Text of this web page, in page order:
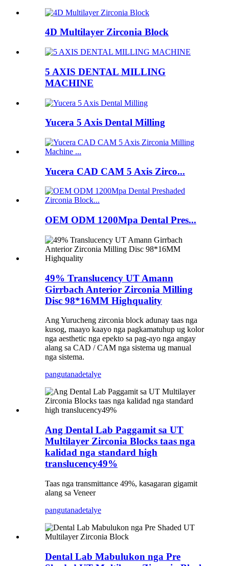
4D Multilayer Zirconia Block
5 AXIS DENTAL MILLING
MACHINE
Yucera 5 Axis Dental Milling
Yucera CAD CAM 5 Axis Zirco...
OEM ODM 1200Mpa Dental Pres...
49% Translucency UT Amann
Girrbach Anterior Zirconia Milling
Disc 98*16MM Highquality
Ang Yurucheng zirconia block adunay taas nga
kusog, maayo kaayo nga pagkamatuhup ug kolor
nga aesthetic nga epekto sa pag-ayo nga angay
alang sa CAD / CAM nga sistema ug manual
nga sistema.
pangutanadetalye
Ang Dental Lab Paggamit sa UT
Multilayer Zirconia Blocks taas nga
kalidad nga standard high
translucency49%
Taas nga transmittance 49%, kasagaran gigamit
alang sa Veneer
pangutanadetalye
Dental Lab Mabulukon nga Pre